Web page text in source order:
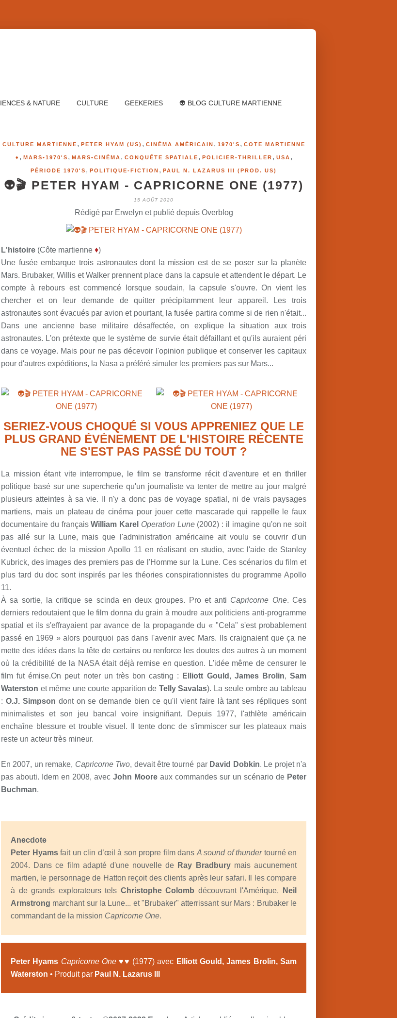
& NATURE CULTURE GEEKERIES 👽 BLOG CULTURE MARTIENNE
CULTURE MARTIENNE , PETER HYAM (US) , CINÉMA AMÉRICAIN , 1970'S , COTE MARTIENNE
♦ , MARS•1970'S , MARS•CINÉMA , CONQUÊTE SPATIALE , POLICIER-THRILLER , USA ,
PÉRIODE 1970'S , POLITIQUE-FICTION , PAUL N. LAZARUS III (PROD. US)
👽🎬 PETER HYAM - CAPRICORNE ONE (1977)
15 AOÛT 2020
Rédigé par Erwelyn et publié depuis Overblog
L'histoire (Côte martienne ♦)
Une fusée embarque trois astronautes dont la mission est de se poser sur la planète
Mars. Brubaker, Willis et Walker prennent place dans la capsule et attendent le départ. Le
compte à rebours est commencé lorsque soudain, la capsule s'ouvre. On vient les
chercher et on leur demande de quitter précipitamment leur appareil. Les trois
astronautes sont évacués par avion et pourtant, la fusée partira comme si de rien n'était...
Dans une ancienne base militaire désaffectée, on explique la situation aux trois
astronautes. L'on prétexte que le système de survie était défaillant et qu'ils auraient péri
dans ce voyage. Mais pour ne pas décevoir l'opinion publique et conserver les capitaux
pour d'autres expéditions, la Nasa a préféré simuler les premiers pas sur Mars...
SERIEZ-VOUS CHOQUÉ SI VOUS APPRENIEZ QUE LE
PLUS GRAND ÉVÉNEMENT DE L'HISTOIRE RÉCENTE
NE S'EST PAS PASSÉ DU TOUT ?
La mission étant vite interrompue, le film se transforme récit d'aventure et en thriller
politique basé sur une supercherie qu'un journaliste va tenter de mettre au jour malgré
plusieurs atteintes à sa vie. Il n'y a donc pas de voyage spatial, ni de vrais paysages
martiens, mais un plateau de cinéma pour jouer cette mascarade qui rappelle le faux
documentaire du françaisWilliam Karel Operation Lune(2002) : il imagine qu'on ne soit
pas allé sur la Lune, mais que l'administration américaine ait voulu se couvrir d'un
éventuel échec de la mission Apollo 11 en réalisant en studio, avec l'aide de Stanley
Kubrick, des images des premiers pas de l'Homme sur la Lune. Ces scénarios du film et
plus tard du doc sont inspirés par les théories conspirationnistes du programme Apollo
11.
À sa sortie, la critique se scinda en deux groupes. Pro et anti Capricorne One. Ces
derniers redoutaient que le film donna du grain à moudre aux politiciens anti-programme
spatial et ils s'effrayaient par avance de la propagande du « "Cela" s'est probablement
passé en 1969 » alors pourquoi pas dans l'avenir avec Mars. Ils craignaient que ça ne
mette des idées dans la tête de certains ou renforce les doutes des autres à un moment
où la crédibilité de la NASA était déjà remise en question. L'idée même de censurer le
film fut émise.On peut noter un très bon casting :
Elliott Gould , James Brolin,Sam
Waterston et même une courte apparition de Telly Savalas). La seule ombre au tableau
: O.J. Simpson dont on se demande bien ce qu'il vient faire là tant ses répliques sont
minimalistes et son jeu bancal voire insignifiant. Depuis 1977, l'athlète américain
enchaîne blessure et trouble visuel. Il tente donc de s'immiscer sur les plateaux mais
reste un acteur très mineur.
En 2007, un remake, Capricorne Two, devait être tourné par David Dobkin. Le projet n'a
pas abouti. Idem en 2008, avec John Moore aux commandes sur un scénario de Peter
Buchman.
Anecdote
Peter Hyamsfait un clin d’œil à son propre film dans A sound of thundertourné en
2004. Dans ce film adapté d'une nouvelle de Ray Bradbury mais aucunement
martien, le personnage de Hatton reçoit des clients après leur safari. Il les compare
à de grands explorateurs tels Christophe Colomb découvrant l'Amérique,
Neil
Armstrong marchant sur la Lune... et "Brubaker" atterrissant sur Mars : Brubaker le
commandant de la mission Capricorne One.
Peter Hyams Capricorne One♥♥ (1977) avec Elliott Gould, James Brolin, Sam
Waterston • Produit par Paul N. Lazarus III